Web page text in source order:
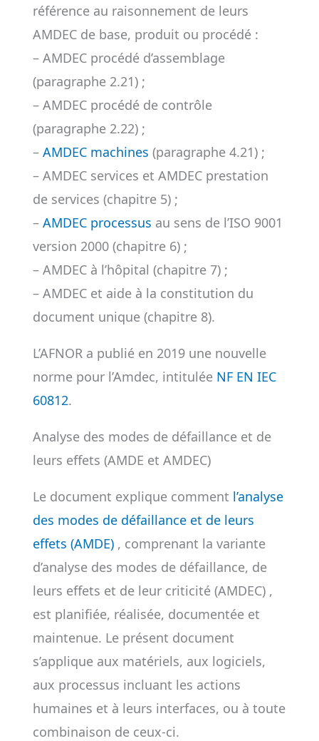
référence au raisonnement de leurs
AMDEC de base, produit ou procédé :
– AMDEC procédé d’assemblage
(paragraphe 2.21) ;
– AMDEC procédé de contrôle
(paragraphe 2.22) ;
– AMDEC machines (paragraphe 4.21) ;
– AMDEC services et AMDEC prestation
de services (chapitre 5) ;
– AMDEC processus au sens de l’ISO 9001
version 2000 (chapitre 6) ;
– AMDEC à l’hôpital (chapitre 7) ;
– AMDEC et aide à la constitution du
document unique (chapitre 8).
L’AFNOR a publié en 2019 une nouvelle
norme pour l’Amdec, intitulée NF EN IEC
60812.
Analyse des modes de défaillance et de
leurs effets (AMDE et AMDEC)
Le document explique comment l’analyse
des modes de défaillance et de leurs
effets (AMDE), comprenant la variante
d’analyse des modes de défaillance, de
leurs effets et de leur criticité (AMDEC) ,
est planifiée, réalisée, documentée et
maintenue. Le présent document
s’applique aux matériels, aux logiciels,
aux processus incluant les actions
humaines et à leurs interfaces, ou à toute
combinaison de ceux-ci.